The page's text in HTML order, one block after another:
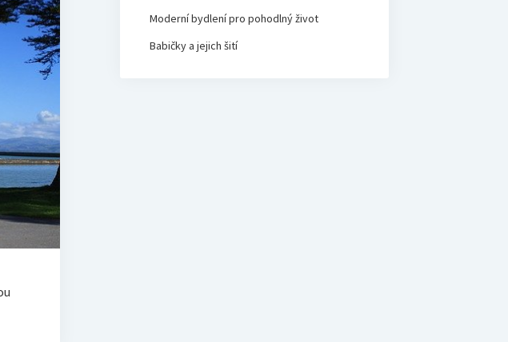
Moderní bydlení pro pohodlný život
Babičky a jejich šití